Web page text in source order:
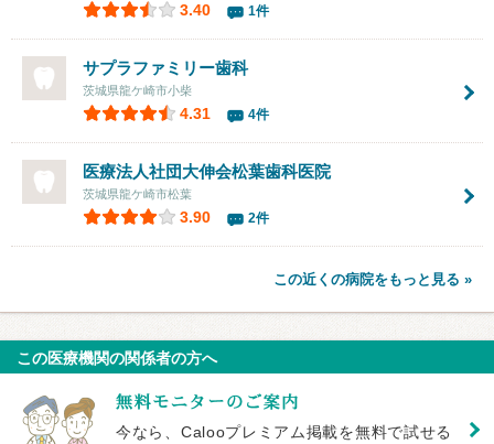
3.40 1件
サプラファミリー歯科
茨城県龍ケ崎市小柴
4.31 4件
医療法人社団大伸会松葉歯科医院
茨城県龍ケ崎市松葉
3.90 2件
この近くの病院をもっと見る »
この医療機関の関係者の方へ
今なら、Calooプレミアム掲載を無料で試せる